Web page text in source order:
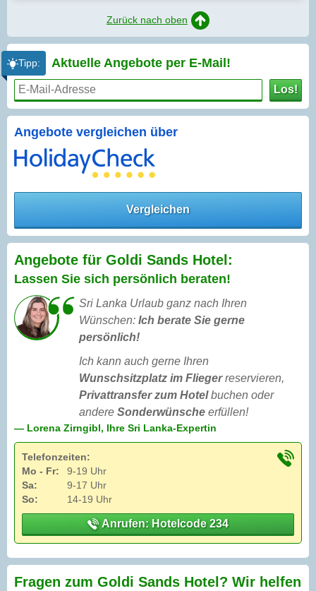
Zurück nach oben
Tipp: Aktuelle Angebote per E-Mail!
Los!
Angebote vergleichen über
Vergleichen
Angebote für Goldi Sands Hotel:
Lassen Sie sich persönlich beraten!
Sri Lanka Urlaub ganz nach Ihren
Wünschen: Ich berate Sie gerne
persönlich!
Ich kann auch gerne Ihren
Wunschsitzplatz im Fliegerreservieren,
Privattransfer zum Hotelbuchen oder
andere Sonderwünsche erfüllen!
— Lorena Zirngibl, Ihre Sri Lanka-Expertin
Telefonzeiten:
Mo - Fr:
9-19 Uhr
Sa:
9-17 Uhr
So:
14-19 Uhr
Anrufen: Hotelcode 234
Fragen zum Goldi Sands Hotel? Wir helfen